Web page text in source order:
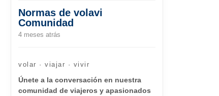
Normas de volavi
Comunidad
4 meses atrás
volar · viajar · vivir
Únete a la conversación en nuestra
comunidad de viajeros y apasionados